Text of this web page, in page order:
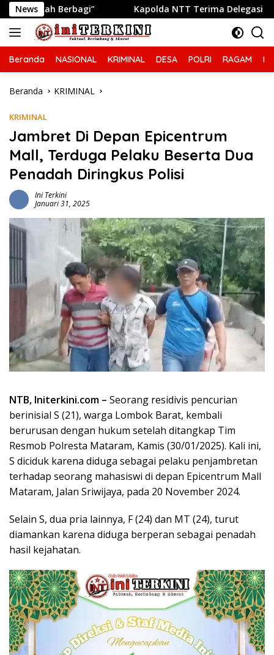
Langsung
ke
konten
News Kapolda NTT Terima Delegasi Trilateral Meeting
Beranda NASIONAL KRIMINAL DESA POLRI RAGAM
Beranda KRIMINAL
KRIMINAL
Jambret Di Depan Epicentrum
Mall, Terduga Pelaku Beserta Dua
Penadah Diringkus Polisi
Ini Terkini
Januari 31, 2025
NTB, Initerkini.com – Seorang residivis pencurian
berinisial S (21), warga Lombok Barat, kembali
berurusan dengan hukum setelah ditangkap Tim
Resmob Polresta Mataram, Kamis (30/01/2025). Kali ini,
S diciduk karena diduga sebagai pelaku penjambretan
terhadap seorang mahasiswi di depan Epicentrum Mall
Mataram, Jalan Sriwijaya, pada 20 November 2024.
Selain S, dua pria lainnya, F (24) dan MT (24), turut
diamankan karena diduga berperan sebagai penadah
hasil kejahatan.